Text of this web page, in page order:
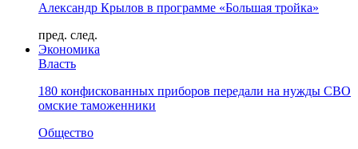
Александр Крылов в программе «Большая тройка»
пред. след.
Экономика
Власть
180 конфискованных приборов передали на нужды СВО
омские таможенники
Общество